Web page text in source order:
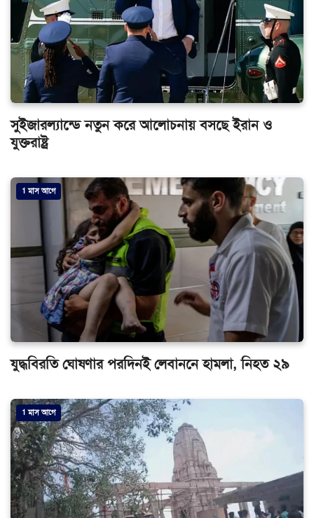
সুইজারল্যান্ডে নতুন করে আলোচনায় বসছে ইরান ও
যুক্তরাষ্ট্র
1 মাস আগে
যুদ্ধবিরতি ঘোষণার পরদিনই লেবাননে হামলা, নিহত ২৯
1 মাস আগে